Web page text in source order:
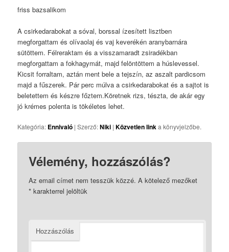
friss bazsalikom
A csirkedarabokat a sóval, borssal ízesített lisztben
megforgattam és olívaolaj és vaj keverékén aranybarnára
sütöttem. Félreraktam és a visszamaradt zsiradékban
megforgattam a fokhagymát, majd felöntöttem a húslevessel.
Kicsit forraltam, aztán ment bele a tejszín, az aszalt pardicsom
majd a fűszerek. Pár perc múlva a csirkedarabokat és a sajtot is
beletettem és készre főztem.Köretnek rizs, tészta, de akár egy
jó krémes polenta is tökéletes lehet.
Kategória: Ennivaló | Szerző:Niki |Közvetlen linka könyvjelzőbe.
Vélemény, hozzászólás?
Az email címet nem tesszük közzé. A kötelező mezőket
* karakterrel jelöltük
Hozzászólás